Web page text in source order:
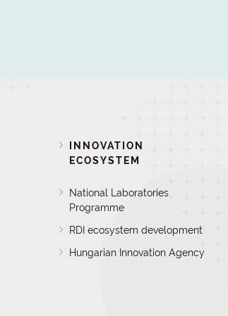
INNOVATION
ECOSYSTEM
National Laboratories
Programme
RDI ecosystem development
Hungarian Innovation Agency